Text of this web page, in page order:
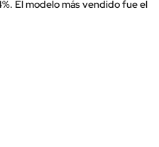
El modelo más vendido fue el